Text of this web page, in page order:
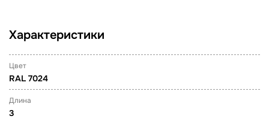
Характеристики
Цвет
RAL 7024
Длина
3